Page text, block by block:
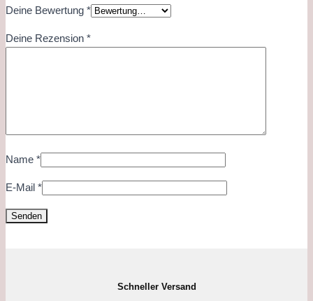
Deine Bewertung *
Deine Rezension *
Name *
E-Mail *
Schneller Versand